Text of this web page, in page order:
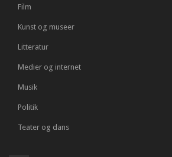
Film
Kunst og museer
Litteratur
Medier og internet
Musik
Politik
Teater og dans